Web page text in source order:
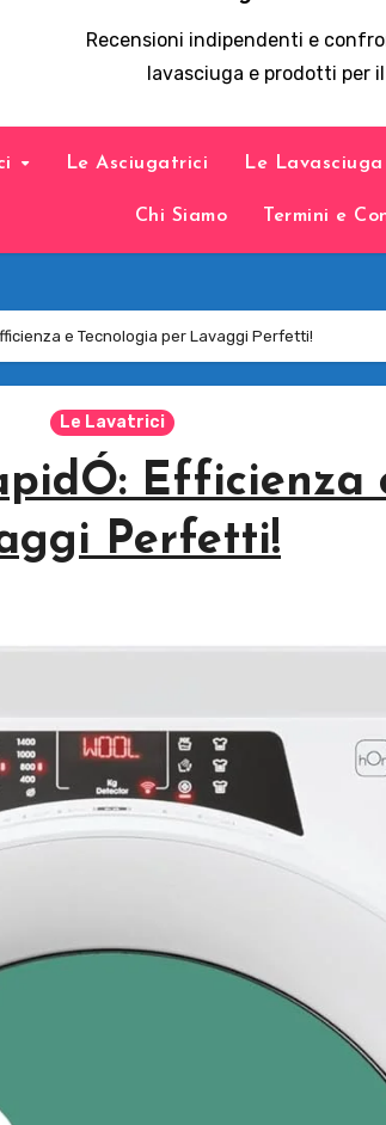
Recensioni indipendenti e
lavasciuga e prodotti per
Le Asciugatrici Le Lavasciuga
Chi Siamo Termini e
e Tecnologia per Lavaggi Perfetti!
Le Lavatrici
Efficienza
Perfetti!